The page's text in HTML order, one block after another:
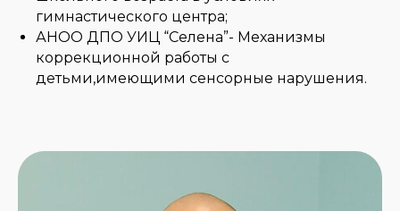
гимнастического центра;
АНОО ДПО УИЦ “Селена”- Механизмы
коррекционной работы с
детьми,имеющими сенсорные нарушения.